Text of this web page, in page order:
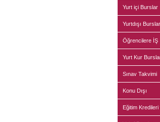
Yurt içi Burslar
Yurtdışı Burslar
Öğrencilere İŞ
Yurt Kur
Sınav Takvimi
Konu Dışı
Eğitim